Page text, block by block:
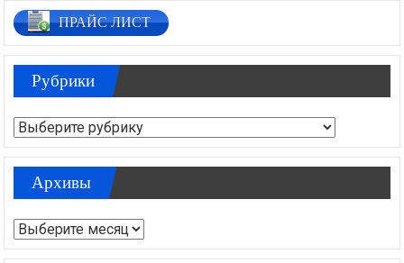
ПРАЙС ЛИСТ
Рубрики
Рубрики
Архивы
Архивы